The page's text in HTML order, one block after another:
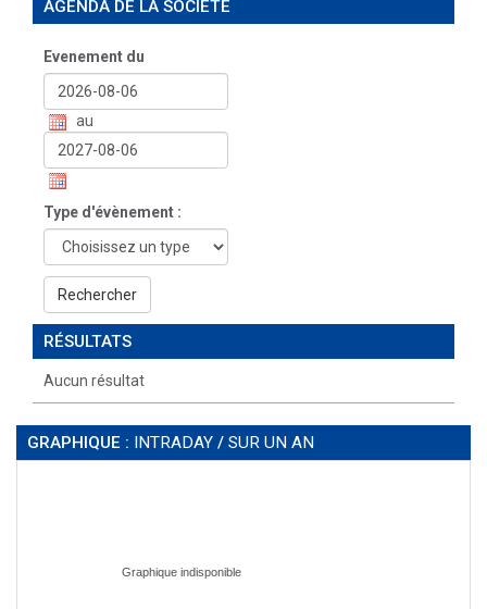
AGENDA DE LA SOCIÉTÉ
Evenement du
au
Type d'évènement :
Rechercher
RÉSULTATS
Aucun résultat
GRAPHIQUE : INTRADAY / SUR UN AN